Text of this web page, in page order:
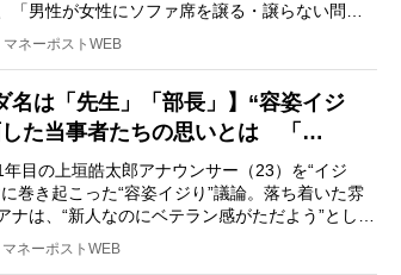
「男性が女性にソファ席を譲る・譲らない問
る。X…
マネーポストWEB
名は「先生」「部長」】“容姿イジ
した当事者たちの思いとは 「…
目の上垣皓太郎アナウンサー（23）を“イジ
巻き起こった“容姿イジり”議論。落ち着いた雰
ナは、“新人なのにベテラン感がただよう”として
マネーポストWEB